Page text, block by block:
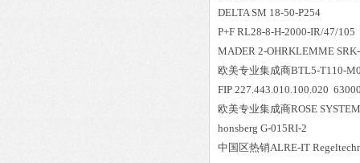
DELTA SM 18-50-P254
P+F RL28-8-H-2000-IR/47/105
MADER 2-OHRKLEMME
欧美专业集成商BTL5-T110-
FIP 227.443.010.100.020
欧美专业集成商ROSE
honsberg G-015RI-2
中国区热销ALRE-IT